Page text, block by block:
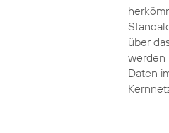
über
werden
Daten